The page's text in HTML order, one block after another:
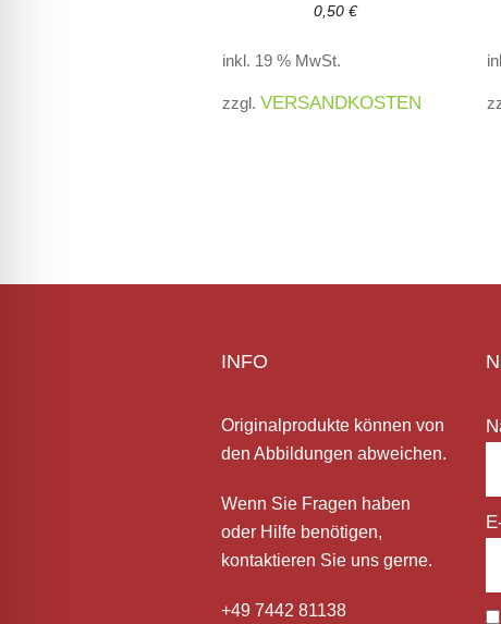
0,50 €
inkl. 19 % MwSt.
zzgl. VERSANDKOSTEN
INFO
Originalprodukte können von
den Abbildungen abweichen.
Wenn Sie Fragen haben
oder Hilfe benötigen,
kontaktieren Sie uns gerne.
+49 7442 81138